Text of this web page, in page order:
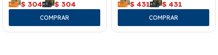
$ 304 $ 304 $ 431 $ 431